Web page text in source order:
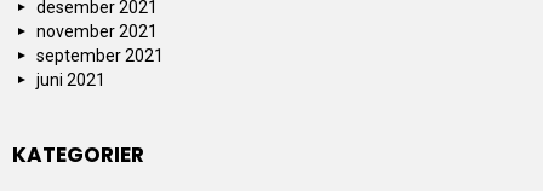
desember 2021
november 2021
september 2021
juni 2021
KATEGORIER